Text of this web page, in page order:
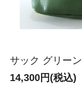
サック グリーン
14,300円(税込)